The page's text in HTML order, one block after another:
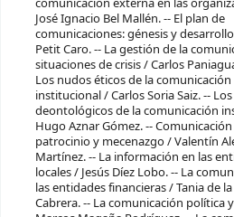
José Ignacio Bel Mallén. -- El plan de
comunicaciones: génesis y
Petit Caro. -- La gestión de la
situaciones de crisis / Carlos
Los nudos éticos de la comunicación
institucional / Carlos Soria Saiz. --
deontológicos de la comunicación
Hugo Aznar Gómez. --
patrocinio y mecenazgo / Valentín
Martínez. -- La información en las
locales / Jesús Díez Lobo. -- La
las entidades financieras / Tania de
Cabrera. -- La comunicación política